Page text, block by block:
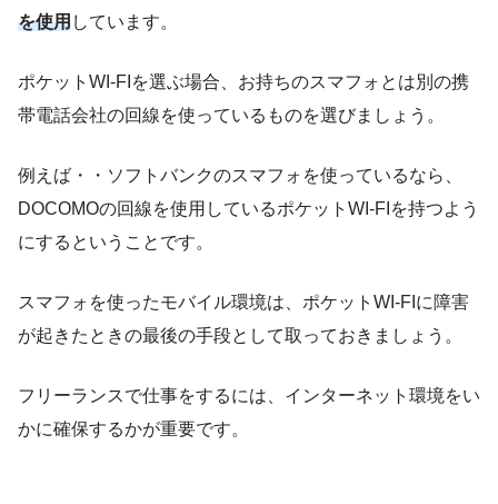
を使用しています。
ポケットWI-FIを選ぶ場合、お持ちのスマフォとは別の携
帯電話会社の回線を使っているものを選びましょう。
例えば・・ソフトバンクのスマフォを使っているなら、
DOCOMOの回線を使用しているポケットWI-FIを持つよう
にするということです。
スマフォを使ったモバイル環境は、ポケットWI-FIに障害
が起きたときの最後の手段として取っておきましょう。
フリーランスで仕事をするには、インターネット環境をい
かに確保するかが重要です。